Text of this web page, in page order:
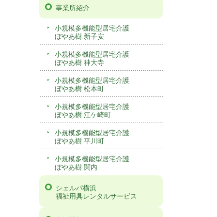
事業所紹介
小規模多機能型居宅介護
ぼやあ樹 新子安
小規模多機能型居宅介護
ぼやあ樹 神大寺
小規模多機能型居宅介護
ぼやあ樹 松本町
小規模多機能型居宅介護
ぼやあ樹 江ケ崎町
小規模多機能型居宅介護
ぼやあ樹 平川町
小規模多機能型居宅介護
ぼやあ樹 関内
シェルパ横浜
福祉用具レンタルサービス